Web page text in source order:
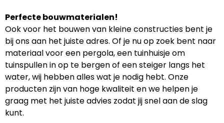
Perfecte bouwmaterialen!
Ook voor het bouwen van kleine constructies bent je
bij ons aan het juiste adres. Of je nu op zoek bent naar
materiaal voor een pergola, een tuinhuisje om
tuinspullen in op te bergen of een steiger langs het
water, wij hebben alles wat je nodig hebt. Onze
producten zijn van hoge kwaliteit en we helpen je
graag met het juiste advies zodat jij snel aan de slag
kunt.